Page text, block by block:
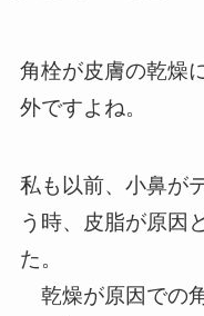
角栓が皮膚の乾燥
外ですよね。
私も以前、小鼻が
う時、皮脂が原因
乾燥が原因での